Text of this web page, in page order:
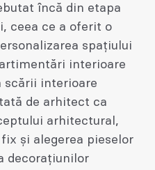
încă din etapa
ceea ce a oferit o
spațiului
interioare
scării interioare
de arhitect ca
arhitectural,
și alegerea pieselor
decorațiunilor